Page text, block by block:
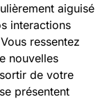
aiguisé
interactions
ressentez
nouvelles
de votre
présentent